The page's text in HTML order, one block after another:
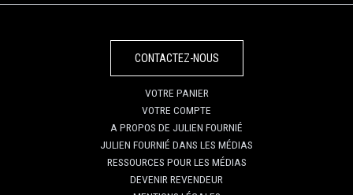
CONTACTEZ-NOUS
VOTRE PANIER
VOTRE COMPTE
A PROPOS DE JULIEN FOURNIÉ
JULIEN FOURNIÉ DANS LES MÉDIAS
RESSOURCES POUR LES MÉDIAS
DEVENIR REVENDEUR